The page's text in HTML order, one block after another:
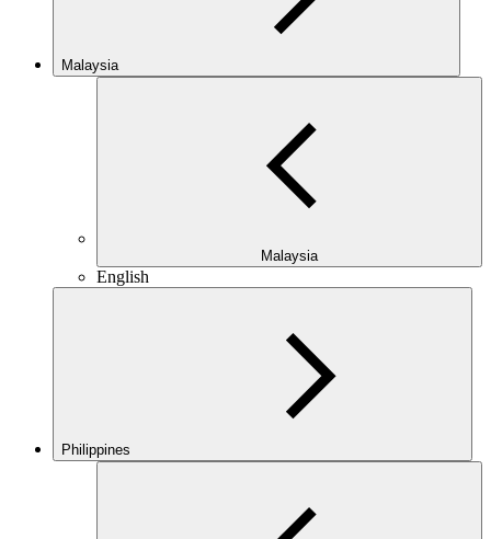
Malaysia
Malaysia
English
Philippines